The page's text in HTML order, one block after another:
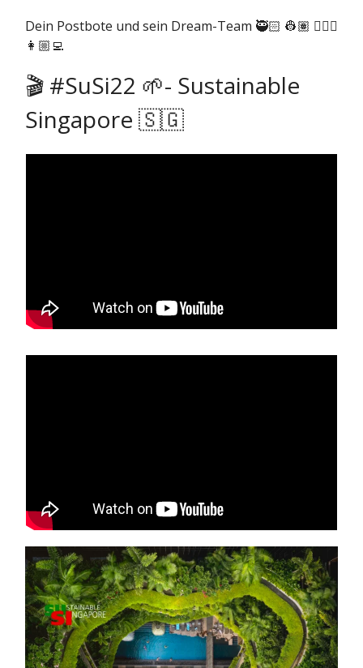
Dein Postbote und sein Dream-Team 🥷🏻 👷🏽 🕵🏻‍♂️
👩🏼‍💻
🎬 #SuSi22 🌱- Sustainable
Singapore 🇸🇬